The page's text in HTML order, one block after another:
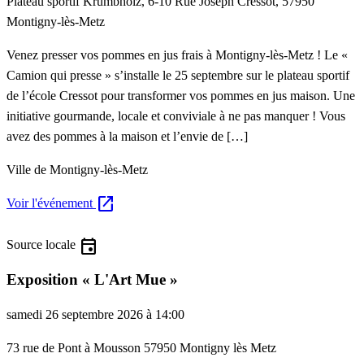
Montigny-lès-Metz
Venez presser vos pommes en jus frais à Montigny-lès-Metz ! Le «
Camion qui presse » s’installe le 25 septembre sur le plateau sportif
de l’école Cressot pour transformer vos pommes en jus maison. Une
initiative gourmande, locale et conviviale à ne pas manquer ! Vous
avez des pommes à la maison et l’envie de […]
Ville de Montigny-lès-Metz
Voir l'événement open_in_new
Source locale event
Exposition « L'Art Mue »
samedi 26 septembre 2026 à 14:00
73 rue de Pont à Mousson 57950 Montigny lès Metz